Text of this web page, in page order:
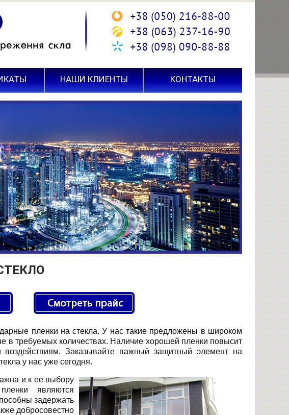
НАШИ КЛИЕНТЫ КОНТАКТЫ
пленки на стекла. У нас такие предложены в широком
требуемых количествах. Наличие хорошей пленки повысит
воздействиям. Заказывайте важный защитный элемент на
у нас уже сегодня.
и к ее выбору
являются
задержать
добросовестно